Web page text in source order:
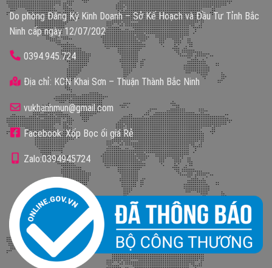
Do phòng Đăng Ký Kinh Doanh – Sở Kế Hoạch và Đầu Tư Tỉnh Bắc
Ninh cấp ngày 12/07/202
0394.945.724
Địa chỉ: KCN Khai Sơn – Thuận Thành Bắc Ninh
vukhanhmun@gmail.com
Facebook: Xốp Bọc ổi giá Rẻ
Zalo:0394945724